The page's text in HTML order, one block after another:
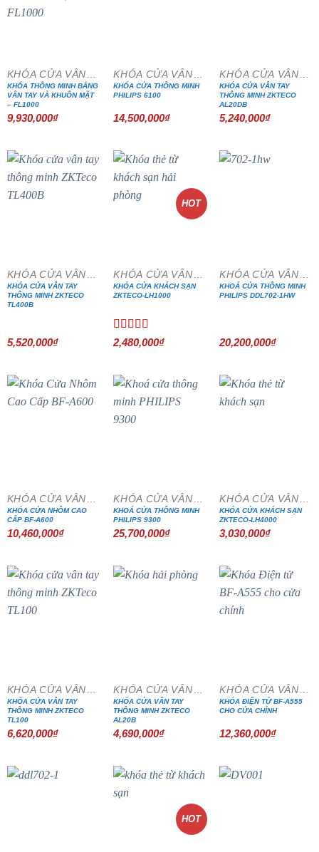
KHÓA THÔNG MINH BẰNG
VÂN TAY VÀ KHUÔN MẶT
– FL1000
9,930,000₫
KHÓA CỬA THÔNG MINH
PHILIPS 6100
14,500,000₫
KHÓA CỬA VÂN TAY
THÔNG MINH ZKTECO
AL20DB
5,240,000₫
KHÓA CỬA VÂN TAY
THÔNG MINH ZKTECO
TL400B
5,520,000₫
HOT
KHÓA CỬA KHÁCH SẠN
ZKTECO-LH1000
Được xếp
2,480,000₫
KHOÁ CỬA THÔNG MINH
PHILIPS DDL702-1HW
20,200,000₫
KHÓA CỬA NHÔM CAO
CẤP BF-A600
10,460,000₫
KHOÁ CỬA THÔNG MINH
PHILIPS 9300
25,700,000₫
KHÓA CỬA KHÁCH SẠN
ZKTECO-LH4000
3,030,000₫
KHÓA CỬA VÂN TAY
THÔNG MINH ZKTECO
TL100
6,620,000₫
KHÓA CỬA VÂN TAY
THÔNG MINH ZKTECO
AL20B
4,690,000₫
KHÓA ĐIỆN TỬ BF-A555
CHO CỬA CHÍNH
12,360,000₫
HOT